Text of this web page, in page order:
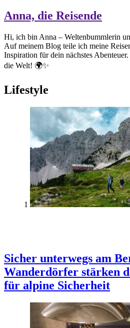
Anna, die Reisende
Hi, ich bin Anna – Weltenbummlerin
Auf meinem Blog teile ich meine
Inspiration für dein nächstes
die Welt! 🌍✨
Lifestyle
1
Sicher unterwegs am
Wanderdörfer stärken
für alpine Sicherheit